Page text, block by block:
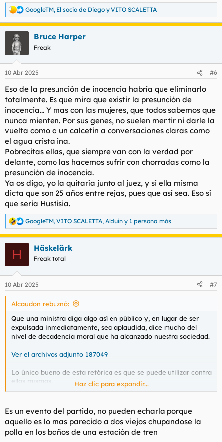
R
e
a
e
:
GoogleTM, El socio de Diego y VITO SCALETTA
Bruce Harper
Freak
10 Abr 2025 #6
Eso de la presunción de inocencia habría que eliminarlo
totalmente. Es que mira que existir la presunción de
inocencia... Y mas con las mujeres, que todos sabemos que
nunca mienten. Por sus genes, no suelen mentir ni darle la
vuelta como a un calcetin a conversaciones claras como
el agua cristalina.
Pobrecitas ellas, que siempre van con la verdad por
delante, como las hacemos sufrir con chorradas como la
presunción de inocencia.
Ya os digo, yo la quitaría junto al juez, y si ella misma
dicta que son 25 años entre rejas, pues que así sea. Eso sí
que seria Hustisia.
R
e
e
s
GoogleTM, VITO SCALETTA, Alduin y 1 persona más
H Häskelärk
Freak total
10 Abr 2025 #7
Alcaudon rebuznó:
Que una ministra diga algo así en público y, en lugar de ser
expulsada inmediatamente, sea aplaudida, dice mucho del
nivel de decadencia moral que ha alcanzado nuestra sociedad.
Ver el archivos adjunto 187049
Lo único bueno de esta retórica es que se puede utilizar contra
ellos mismos.
Más casos como el de Errejón, por favor.
Haz clic para expandir...
Es un evento del partido, no pueden echarla porque
aquello es lo mas parecido a dos viejos chupandose la
polla en los baños de una estación de tren